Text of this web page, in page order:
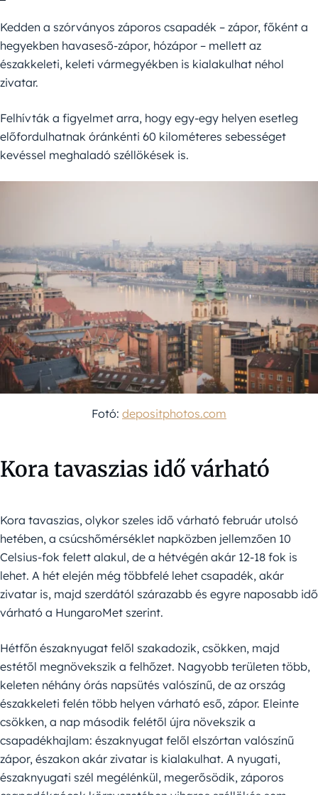
Kedden a szórványos záporos csapadék – zápor, főként a
hegyekben havaseső-zápor, hózápor – mellett az
északkeleti, keleti vármegyékben is kialakulhat néhol
zivatar.
Felhívták a figyelmet arra, hogy egy-egy helyen esetleg
előfordulhatnak óránkénti 60 kilométeres sebességet
kevéssel meghaladó széllökések is.
Fotó: depositphotos.com
Kora tavaszias idő várható
Kora tavaszias, olykor szeles idő várható február utolsó
hetében, a csúcshőmérséklet napközben jellemzően 10
Celsius-fok felett alakul, de a hétvégén akár 12-18 fok is
lehet. A hét elején még többfelé lehet csapadék, akár
zivatar is, majd szerdától szárazabb és egyre naposabb idő
várható a HungaroMet szerint.
Hétfőn északnyugat felől szakadozik, csökken, majd
estétől megnövekszik a felhőzet. Nagyobb területen több,
keleten néhány órás napsütés valószínű, de az ország
északkeleti felén több helyen várható eső, zápor. Eleinte
csökken, a nap második felétől újra növekszik a
csapadékhajlam: északnyugat felől elszórtan valószínű
zápor, északon akár zivatar is kialakulhat. A nyugati,
északnyugati szél megélénkül, megerősödik, záporos